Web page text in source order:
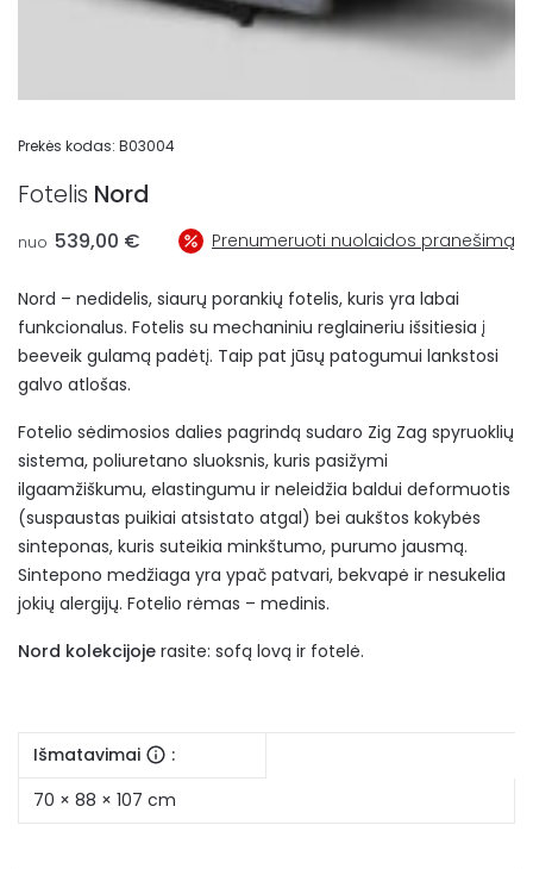
Prekės kodas: B03004
Fotelis Nord
nuo 539,00 € Prenumeruoti nuolaidos pranešimą
Nord – nedidelis, siaurų porankių fotelis, kuris yra labai
funkcionalus. Fotelis su mechaniniu reglaineriu išsitiesia į
beeveik gulamą padėtį. Taip pat jūsų patogumui lankstosi
galvo atlošas.
Fotelio sėdimosios dalies pagrindą sudaro Zig Zag spyruoklių
sistema, poliuretano sluoksnis, kuris pasižymi
ilgaamžiškumu, elastingumu ir neleidžia baldui deformuotis
(suspaustas puikiai atsistato atgal) bei aukštos kokybės
sinteponas, kuris suteikia minkštumo, purumo jausmą.
Sintepono medžiaga yra ypač patvari, bekvapė ir nesukelia
jokių alergijų. Fotelio rėmas – medinis.
Nord kolekcijoje rasite: sofą lovą ir fotelė.
Išmatavimai
:
70 × 88 × 107 cm